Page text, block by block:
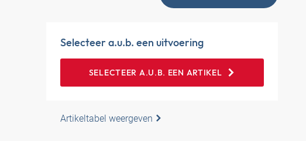
Selecteer a.u.b. een uitvoering
SELECTEER A.U.B. EEN ARTIKEL
Artikeltabel weergeven